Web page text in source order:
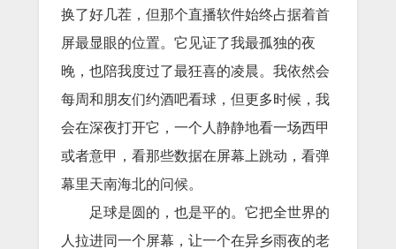
换了好几茬，但那个直播软件始终占据着首
屏最显眼的位置。它见证了我最孤独的夜
晚，也陪我度过了最狂喜的凌晨。我依然会
每周和朋友们约酒吧看球，但更多时候，我
会在深夜打开它，一个人静静地看一场西甲
或者意甲，看那些数据在屏幕上跳动，看弹
幕里天南海北的问候。
足球是圆的，也是平的。它把全世界的
人拉进同一个屏幕，让一个在异乡雨夜的老